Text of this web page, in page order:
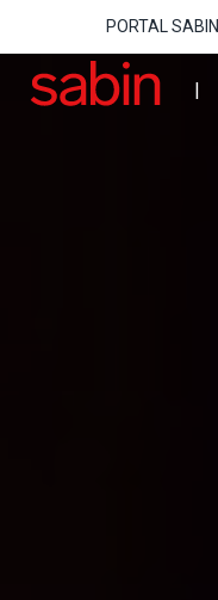
PORTAL SABIN